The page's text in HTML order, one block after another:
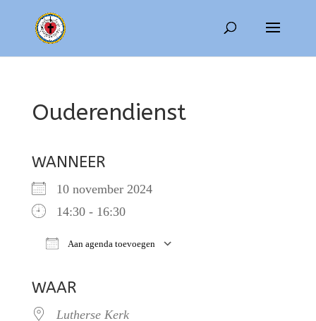
Ouderendienst
WANNEER
10 november 2024
14:30 - 16:30
Aan agenda toevoegen
WAAR
Lutherse Kerk